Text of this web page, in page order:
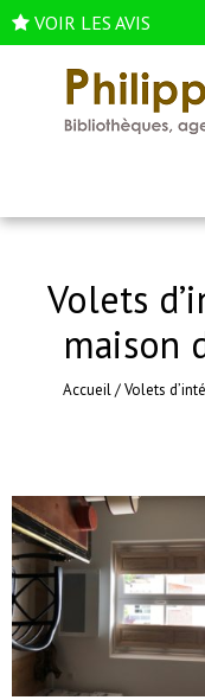
VOIR LES AVIS
Volets
maison
Accueil/Volets